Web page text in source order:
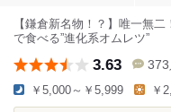
【鎌倉新名物！？】唯一無
で食べる”進化系オムレツ”
3.63 373
￥5,000～￥5,999 ￥